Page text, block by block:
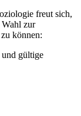
freut sich,
zur
können:
und gültige